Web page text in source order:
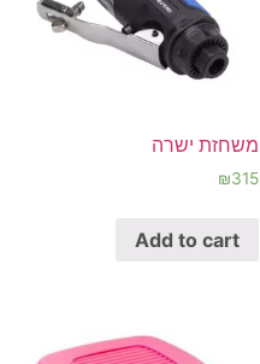
משחזת ישרה
₪315
Add to cart